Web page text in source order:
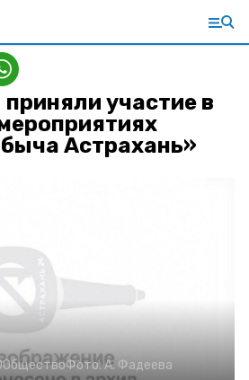
участие в
Астрахань»
ОбществоФото:А. Фадеева